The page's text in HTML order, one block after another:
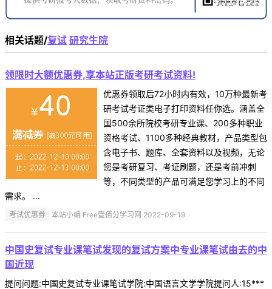
相关话题/复试 研究生院
领限时大额优惠券,享本站正版考研考试资料!
优惠券领取后72小时内有效，10万种最新考
研考试考证类电子打印资料任你选。涵盖全
国500余所院校考研专业课、200多种职业
资格考试、1100多种经典教材，产品类型包
含电子书、题库、全套资料以及视频，无论
您是考研复习、考证刷题，还是考前冲刺
等，不同类型的产品可满足您学习上的不同
需求。 ...
考试优惠券 本站小编 Free壹佰分学习网 2022-09-19
中国史复试专业课笔试发现的复试方案中专业课笔试由去的中
国近现
提问问题:中国史复试专业课笔试学院:中国语言文学学院提问人:15***